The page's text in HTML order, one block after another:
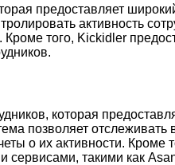
предоставляет
активность
того, Kickidler
которая
позволяет
о их активности. Кроме
такими как